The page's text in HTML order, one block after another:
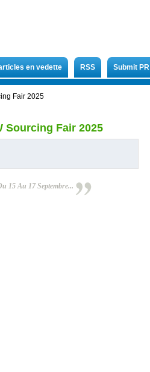
en vedette RSS Submit PR
Fair 2025
Sourcing Fair 2025
15 Au 17 Septembre...